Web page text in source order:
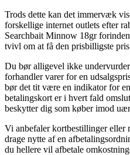
Trods dette kan det immervæk
forskellige internet outlets efter
Searchbait Minnow 18gr
tvivl om at få den prisbilligste
Du bør alligevel ikke
forhandler varer for en
bør det tit være en indikator for
betalingskort er i hvert fald
beskytter dig som køber imod
Vi anbefaler kortbestillinger
drage nytte af en
du hellere vil afbetale